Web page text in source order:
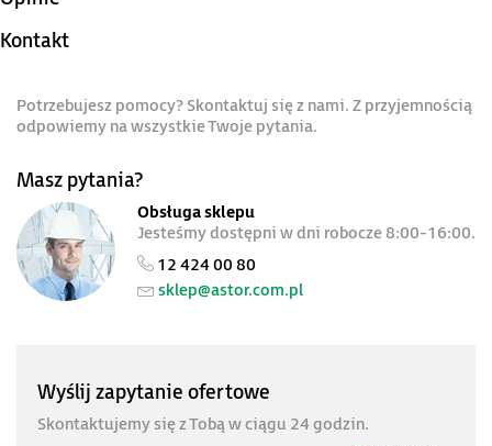
Kontakt
Potrzebujesz pomocy? Skontaktuj się z nami. Z przyjemnością
odpowiemy na wszystkie Twoje pytania.
Masz pytania?
Obsługa sklepu
Jesteśmy dostępni w dni robocze 8:00-16:00.
12 424 00 80
sklep@astor.com.pl
Wyślij zapytanie ofertowe
Skontaktujemy się z Tobą w ciągu 24 godzin.